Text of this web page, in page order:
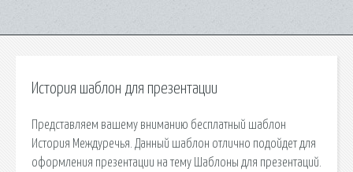
История шаблон для презентации
Представляем вашему вниманию бесплатный шаблон
История Междуречья. Данный шаблон отлично подойдет для
оформления презентации на тему Шаблоны для презентаций.